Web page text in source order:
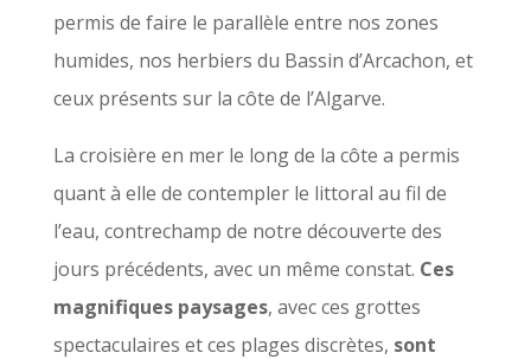
permis de faire le parallèle entre nos zones
humides, nos herbiers du Bassin d’Arcachon, et
ceux présents sur la côte de l’Algarve.
La croisière en mer le long de la côte a permis
quant à elle de contempler le littoral au fil de
l’eau, contrechamp de notre découverte des
jours précédents, avec un même constat. Ces
magnifiques paysages, avec ces grottes
spectaculaires et ces plages discrètes, sont